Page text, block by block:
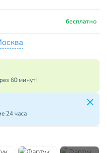
бесплатно
60 минут!
24 часа